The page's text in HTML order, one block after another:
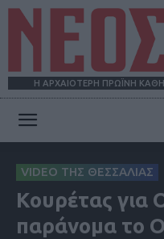
Η ΑΡΧΑΙΟΤΕΡΗ ΠΡΩΪΝΗ
VIDEO ΤΗΣ ΘΕΣΣΑΛΙΑΣ
Κουρέτας για
παράνομα το